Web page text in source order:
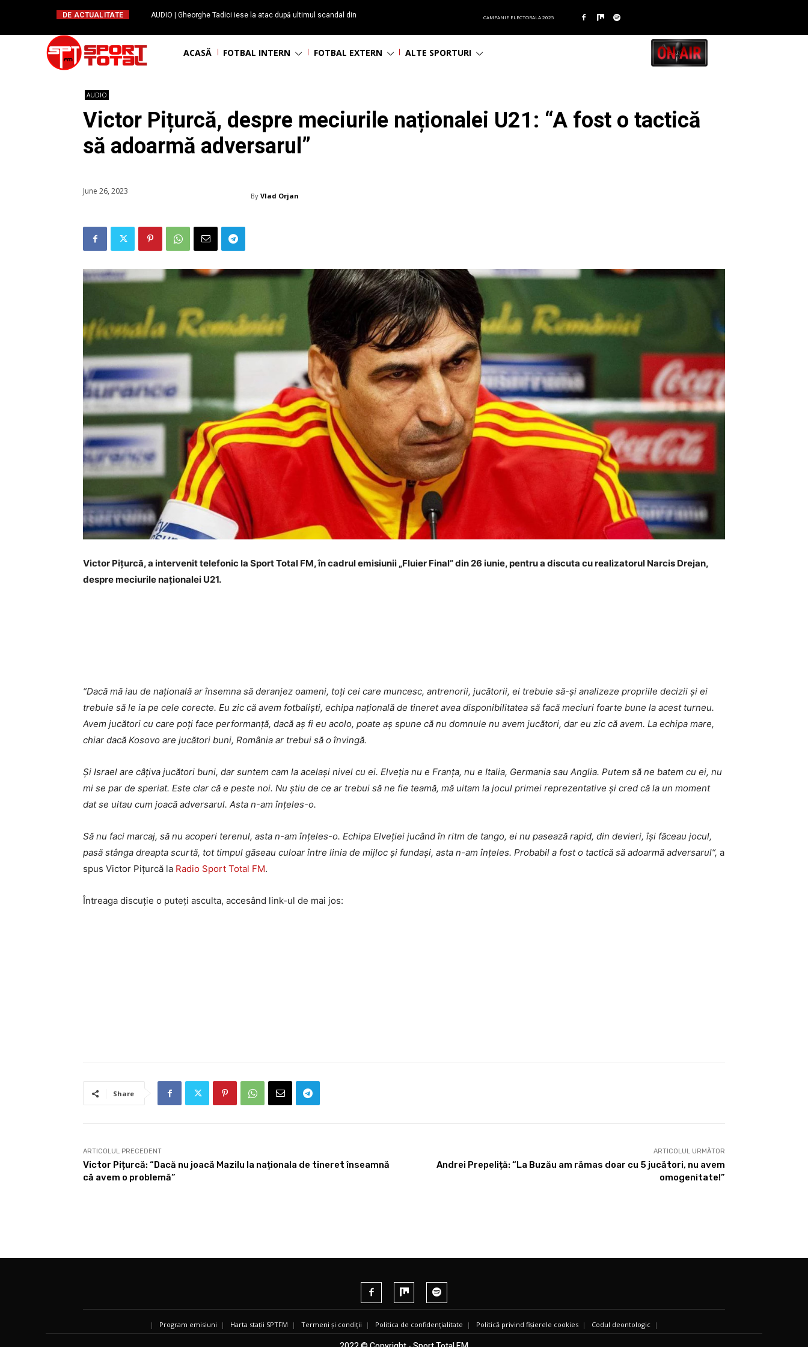
DE ACTUALITATE
AUDIO | Gheorghe Tadici iese la atac după ultimul scandal din
CAMPANIE ELECTORALA 2025
ACASĂ FOTBAL INTERN FOTBAL EXTERN ALTE SPORTURI
AUDIO
Victor Pițurcă, despre meciurile naționalei U21: “A fost o tactică
să adoarmă adversarul”
June 26, 2023 By Vlad Orjan
Victor Pițurcă, a intervenit telefonic la Sport Total FM, în cadrul emisiunii „Fluier Final” din 26 iunie, pentru a discuta cu realizatorul Narcis Drejan,
despre meciurile naționalei U21.
“Dacă mă iau de națională ar însemna să deranjez oameni, toți cei care muncesc, antrenorii, jucătorii, ei trebuie să-și analizeze propriile decizii și ei
trebuie să le ia pe cele corecte. Eu zic că avem fotbaliști, echipa națională de tineret avea disponibilitatea să facă meciuri foarte bune la acest turneu.
Avem jucători cu care poți face performanță, dacă aș fi eu acolo, poate aș spune că nu domnule nu avem jucători, dar eu zic că avem. La echipa mare,
chiar dacă Kosovo are jucători buni, România ar trebui să o învingă.
Și Israel are câțiva jucători buni, dar suntem cam la același nivel cu ei. Elveția nu e Franța, nu e Italia, Germania sau Anglia. Putem să ne batem cu ei, nu
mi se par de speriat. Este clar că e peste noi. Nu știu de ce ar trebui să ne fie teamă, mă uitam la jocul primei reprezentative și cred că la un moment
dat se uitau cum joacă adversarul. Asta n-am înțeles-o.
Să nu faci marcaj, să nu acoperi terenul, asta n-am înțeles-o. Echipa Elveției jucând în ritm de tango, ei nu pasează rapid, din devieri, își făceau jocul,
pasă stânga dreapta scurtă, tot timpul găseau culoar între linia de mijloc și fundași, asta n-am înțeles. Probabil a fost o tactică să adoarmă adversarul“, a
spus Victor Pițurcă la Radio Sport Total FM.
Întreaga discuție o puteți asculta, accesând link-ul de mai jos:
Share
ARTICOLUL PRECEDENT
Victor Pițurcă: “Dacă nu joacă Mazilu la naționala de tineret înseamnă
că avem o problemă”
ARTICOLUL URMĂTOR
Andrei Prepeliță: “La Buzău am rămas doar cu 5 jucători, nu avem
omogenitate!”
| Program emisiuni | Harta stații SPTFM | Termeni și condiții | Politica de confidențialitate | Politică privind fișierele cookies | Codul deontologic |